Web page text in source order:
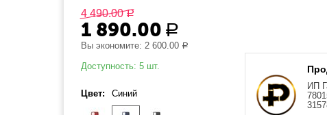
4 490.00 Р
1 890.00 Р
Вы экономите:2 600.00 Р
Доступность: 5 шт.
Цвет: Синий
ИП